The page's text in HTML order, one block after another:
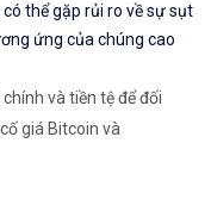
thể gặp rủi ro về sự sụt
ứng của chúng cao
và tiền tệđể đối
giá Bitcoin và